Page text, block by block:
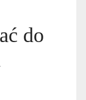
do